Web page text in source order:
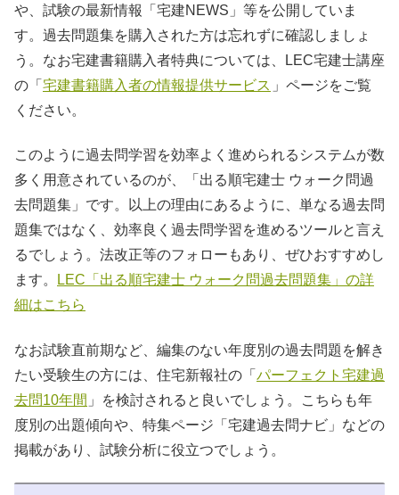
や、試験の最新情報「宅建NEWS」等を公開していま
す。過去問題集を購入された方は忘れずに確認しましょ
う。なお宅建書籍購入者特典については、LEC宅建士講座
の「 宅建書籍購入者の情報提供サービス 」ページをご覧
ください。
このように過去問学習を効率よく進められるシステムが数
多く用意されているのが、「出る順宅建士 ウォーク問過
去問題集」です。以上の理由にあるように、単なる過去問
題集ではなく、効率良く過去問学習を進めるツールと言え
るでしょう。法改正等のフォローもあり、ぜひおすすめし
ます。
LEC「出る順宅建士 ウォーク問過去問題集」の詳
細はこちら
なお試験直前期など、編集のない年度別の過去問題を解き
たい受験生の方には、住宅新報社の「 パーフェクト宅建過
去問10年間 」を検討されると良いでしょう。こちらも年
度別の出題傾向や、特集ページ「宅建過去問ナビ」などの
掲載があり、試験分析に役立つでしょう。